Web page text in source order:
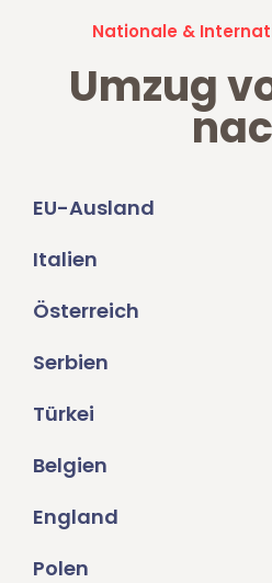
Nationale &
Umzug
EU-Ausland
Italien
Österreich
Serbien
Türkei
Belgien
England
Polen